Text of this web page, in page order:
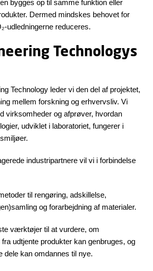
bygges op til samme funktion eller
Dermed mindskes behovet for
udledningerne reduceres.
Technologys
Technology leder vi den del af projektet,
mellem forskning og erhvervsliv. Vi
virksomheder og afprøver, hvordan
udviklet i laboratoriet, fungerer i
industripartnere vil vi i forbindelse
til rengøring, adskillelse,
og forarbejdning af materialer.
værktøjer til at vurdere, om
udtjente produkter kan genbruges, og
dele kan omdannes til nye.